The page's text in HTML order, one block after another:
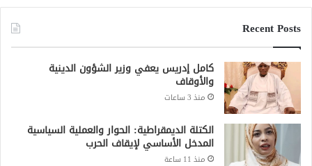
Recent Posts
كامل إدريس يعفي وزير الشؤون الدينية
والأوقاف
منذ 3 ساعات
الكتلة الديمقراطية: الحوار والعملية السياسية
المدخل الأساسي لإيقاف الحرب
منذ 11 ساعة